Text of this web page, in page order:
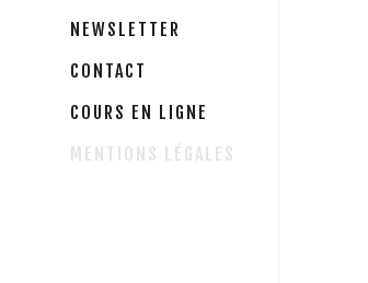
NEWSLETTER
CONTACT
COURS EN LIGNE
MENTIONS LÉGALES